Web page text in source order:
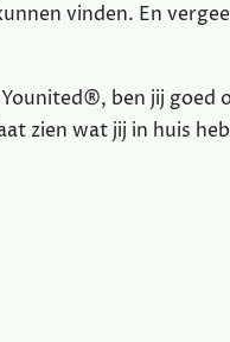
vinden. En
ben jij goed
zien wat jij in huis